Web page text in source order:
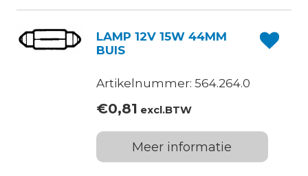
LAMP 12V 15W 44MM
BUIS
Artikelnummer: 564.264.0
€0,81 excl.BTW
Meer informatie